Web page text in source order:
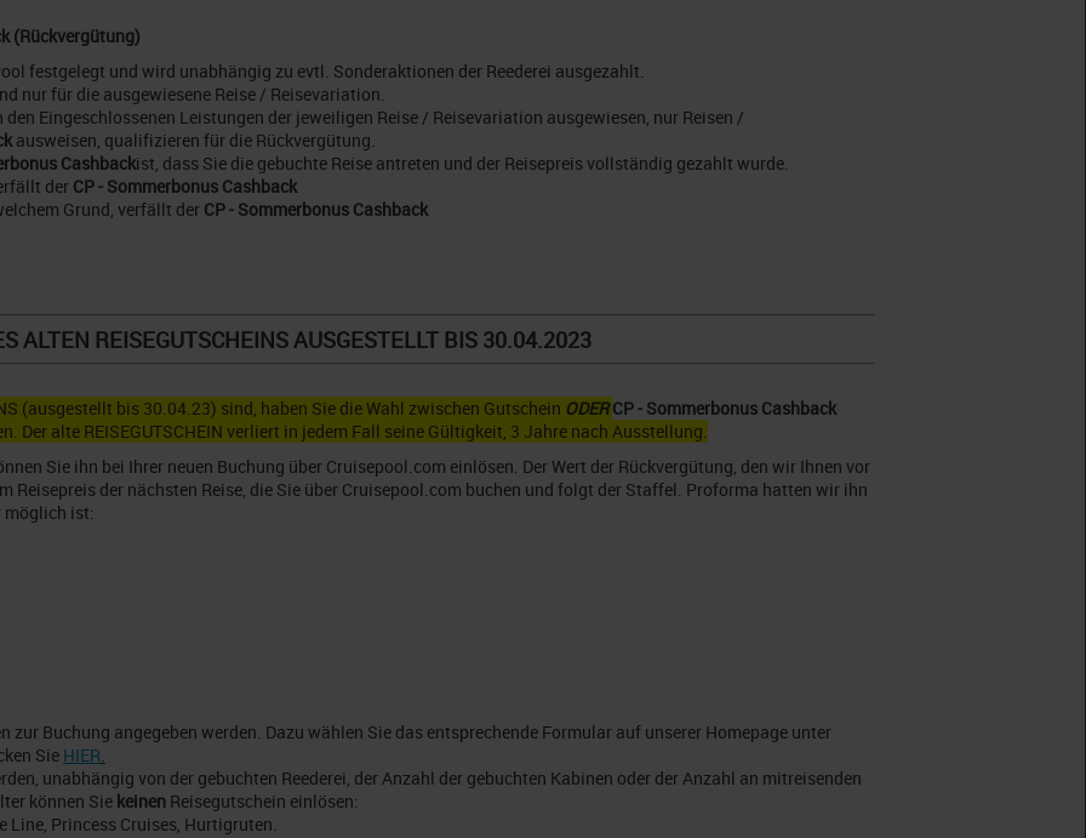
(Rückvergütung)
festgelegt und wird unabhängig zu evtl. Sonderaktionen der Reederei ausgezahlt.
nur für die ausgewiesene Reise / Reisevariation.
Eingeschlossenen Leistungen der jeweiligen Reise / Reisevariation ausgewiesen, nur Reisen /
ausweisen, qualifizieren für die Rückvergütung.
Cashbackist, dass Sie die gebuchte Reise antreten und der Reisepreis vollständig gezahlt wurde.
der CP - Sommerbonus Cashback
Grund, verfällt der CP - Sommerbonus Cashback
ALTEN REISEGUTSCHEINS AUSGESTELLT BIS 30.04.2023
(ausgestellt bis 30.04.23) sind, haben Sie die Wahl zwischen Gutschein ODER CP - Sommerbonus Cashback
Der alte REISEGUTSCHEIN verliert in jedem Fall seine Gültigkeit, 3 Jahre nach Ausstellung.
Sie ihn bei Ihrer neuen Buchung über Cruisepool.com einlösen. Der Wert der Rückvergütung, den wir Ihnen vor
Reisepreis der nächsten Reise, die Sie über Cruisepool.com buchen und folgt der Staffel. Proforma hatten wir ihn
möglich ist:
zur Buchung angegeben werden. Dazu wählen Sie das entsprechende Formular auf unserer Homepage unter
Sie HIER.
unabhängig von der gebuchten Reederei, der Anzahl der gebuchten Kabinen oder der Anzahl an mitreisenden
können Sie keinen Reisegutschein einlösen:
Line, Princess Cruises, Hurtigruten.